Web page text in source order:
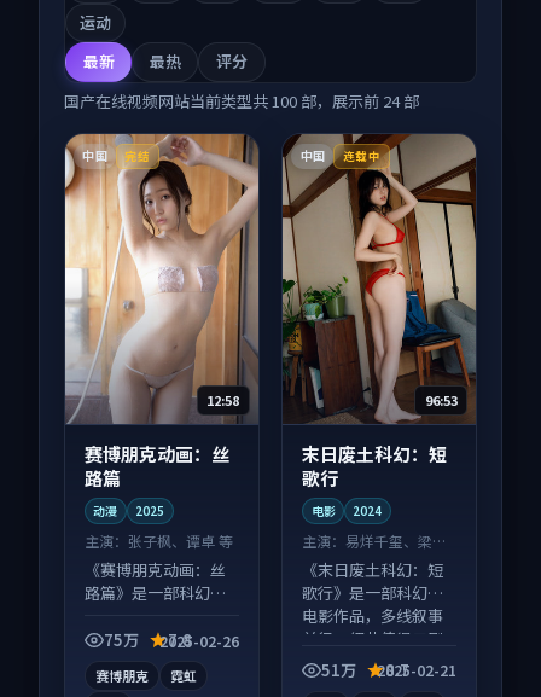
运动
最新
最热
评分
国产在线视频网站当前类型共100 部，展示前 24部
中国 完结
12:58
赛博朋克动画：丝
路篇
动漫 2025
主演： 张子枫、谭卓 等
《赛博朋克动画：丝
路篇》是一部科幻向
并行，细节值得二刷
75万 7.8
2025-02-26
赛博朋克
霓虹
中国 连载中
96:53
末日废土科幻：短
歌行
电影 2024
主演： 易烊千玺、梁朝
伟 等
《末日废土科幻：短
歌行》是一部科幻向
电影作品，多线叙事
并行，细节值得二刷
回味。
51万 8.7
2025-02-21